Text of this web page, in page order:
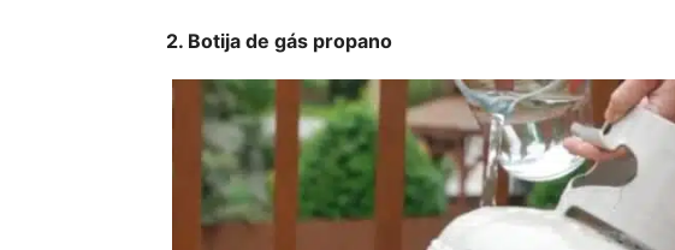
2. Botija de gás propano